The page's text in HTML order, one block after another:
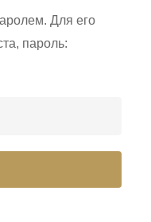
Для его
пароль: